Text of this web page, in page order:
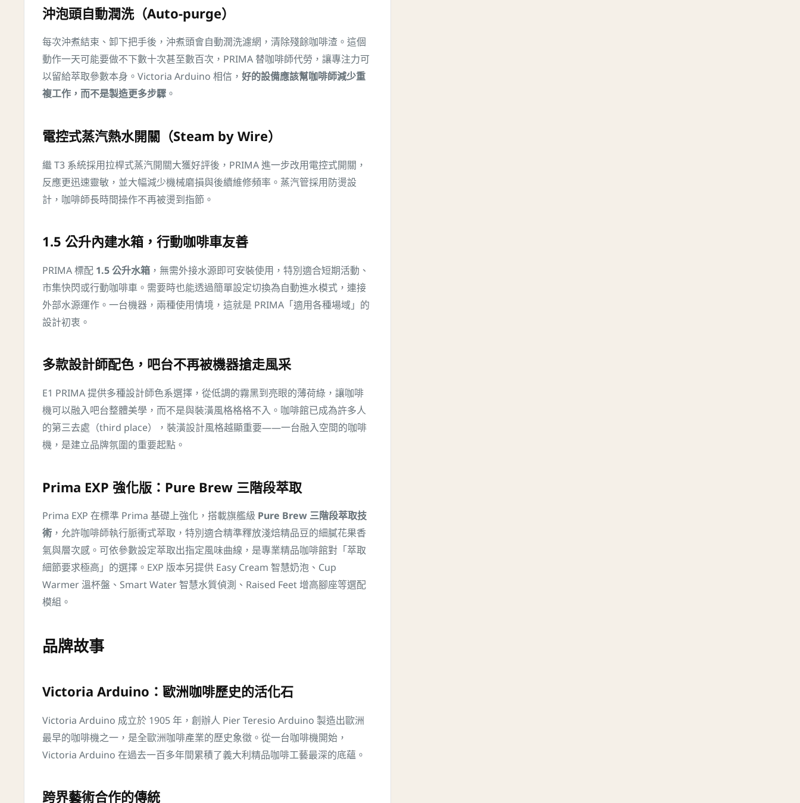
沖泡頭自動潤洗（Auto-purge）
每次沖煮結束、卸下把手後，沖煮頭會自動潤洗濾網，清除殘餘咖啡渣。這個
動作一天可能要做不下數十次甚至數百次，PRIMA 替咖啡師代勞，讓專注力可
以留給萃取參數本身。Victoria Arduino 相信， 好的設備應該幫咖啡師減少重
複工作，而不是製造更多步驟 。
電控式蒸汽熱水開關（Steam by Wire）
繼 T3 系統採用拉桿式蒸汽開關大獲好評後，PRIMA 進一步改用電控式開關，
反應更迅速靈敏，並大幅減少機械磨損與後續維修頻率。蒸汽管採用防燙設
計，咖啡師長時間操作不再被燙到指節。
1.5 公升內建水箱，行動咖啡車友善
PRIMA 標配 1.5 公升水箱 ，無需外接水源即可安裝使用，特別適合短期活動、
市集快閃或行動咖啡車。需要時也能透過簡單設定切換為自動進水模式，連接
外部水源運作。一台機器，兩種使用情境，這就是 PRIMA「適用各種場域」的
設計初衷。
多款設計師配色，吧台不再被機器搶走風采
E1 PRIMA 提供多種設計師色系選擇，從低調的霧黑到亮眼的薄荷綠，讓咖啡
機可以融入吧台整體美學，而不是與裝潢風格格格不入。咖啡館已成為許多人
的第三去處（third place），裝潢設計風格越顯重要——一台融入空間的咖啡
機，是建立品牌氛圍的重要起點。
Prima EXP 強化版：Pure Brew 三階段萃取
Prima EXP 在標準 Prima 基礎上強化，搭載旗艦級 Pure Brew 三階段萃取技
術 ，允許咖啡師執行脈衝式萃取，特別適合精準釋放淺焙精品豆的細膩花果香
氣與層次感。可依參數設定萃取出指定風味曲線，是專業精品咖啡館對「萃取
細節要求極高」的選擇。EXP 版本另提供 Easy Cream 智慧奶泡、Cup
Warmer 溫杯盤、Smart Water 智慧水質偵測、Raised Feet 增高腳座等選配
模組。
品牌故事
Victoria Arduino：歐洲咖啡歷史的活化石
Victoria Arduino 成立於 1905 年，創辦人 Pier Teresio Arduino 製造出歐洲
最早的咖啡機之一，是全歐洲咖啡產業的歷史象徵。從一台咖啡機開始，
Victoria Arduino 在過去一百多年間累積了義大利精品咖啡工藝最深的底蘊。
跨界藝術合作的傳統